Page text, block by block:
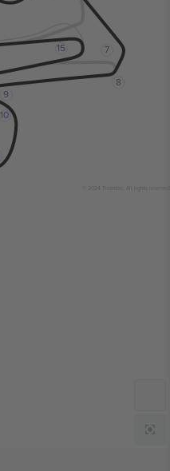
7
8
9
10
15
© 2024 Ticombo. All rights reserved